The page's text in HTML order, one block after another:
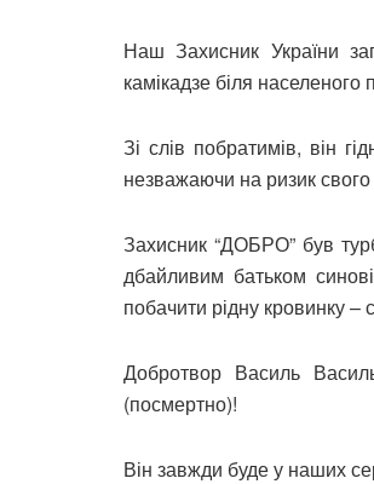
Наш Захисник України
камікадзе біля населеного
Зі слів побратимів, він
незважаючи на ризик
Захисник “ДОБРО” був
дбайливим батьком
побачити рідну кровинку –
Добротвор Василь
(посмертно)!
Він завжди буде у наших